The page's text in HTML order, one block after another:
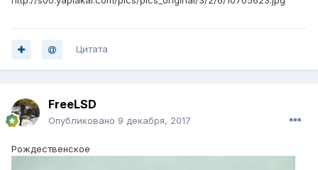
Цитата
FreeLSD
Опубликовано 9 декабря, 2017
Рождественское